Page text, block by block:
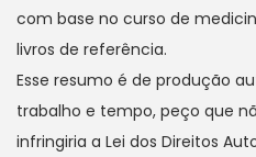
com base no curso de
livros de referência.
Esse resumo é de produção
trabalho e tempo, peço que
infringiria a Lei dos Direitos